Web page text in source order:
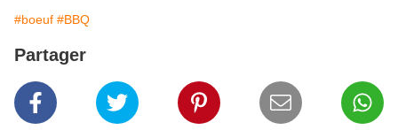
#boeuf #BBQ
Partager